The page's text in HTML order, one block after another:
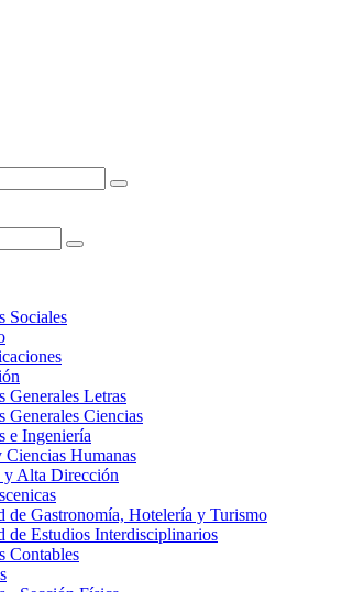
Sociales
Generales Letras
Generales Ciencias
e Ingeniería
Ciencias Humanas
y Alta Dirección
de Gastronomía, Hotelería y Turismo
de Estudios Interdisciplinarios
Contables